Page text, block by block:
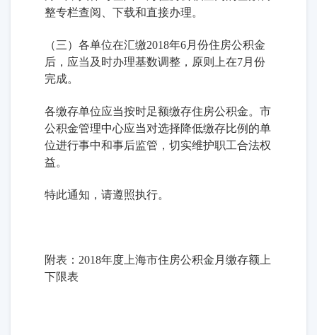
整专栏查阅、下载和直接办理。
（三）各单位在汇缴2018年6月份住房公积金
后，应当及时办理基数调整，原则上在7月份
完成。
各缴存单位应当按时足额缴存住房公积金。市
公积金管理中心应当对选择降低缴存比例的单
位进行事中和事后监管，切实维护职工合法权
益。
特此通知，请遵照执行。
附表：2018年度上海市住房公积金月缴存额上
下限表